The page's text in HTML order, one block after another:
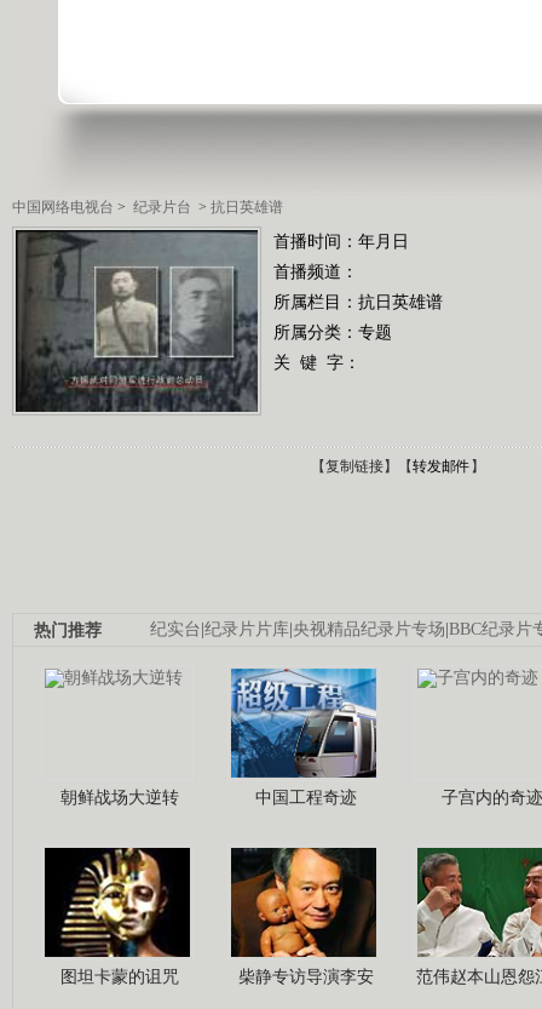
中国网络电视台 > 纪录片台 > 抗日英雄谱
首播时间：年月日
首播频道：
所属栏目： 抗日英雄谱
所属分类：专题
关 键 字：
【复制链接】【转发邮件】
纪实台|纪录片片库|央视精品纪录片专场|BBC纪录片
热门推荐
朝鲜战场大逆转 中国工程奇迹 子宫内的奇迹
图坦卡蒙的诅咒 柴静专访导演李安 范伟赵本山恩怨